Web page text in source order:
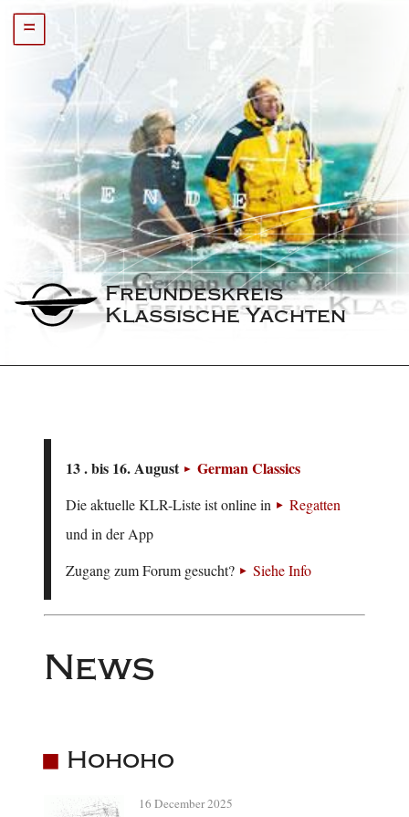
=
Freundeskreis
Klassische Yachten
13 . bis 16. August German Classics
Die aktuelle KLR-Liste ist online in
Regatten
und in der App
Zugang zum Forum gesucht?
Siehe Info
News
Hohoho
16 December 2025